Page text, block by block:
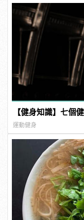
【健身知識】七個
運動健身